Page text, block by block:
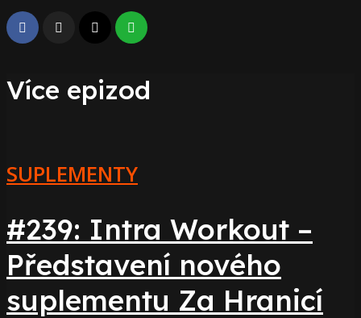
Více epizod
SUPLEMENTY
#239: Intra Workout –
Představení nového
suplementu Za Hranicí